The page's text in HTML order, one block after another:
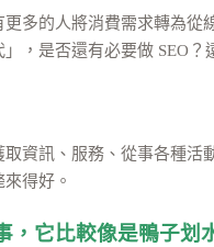
多的人將消費需求轉為從
，是否還有必要做 SEO？
資訊、服務、從事各種
得好。
，它比較像是鴨子